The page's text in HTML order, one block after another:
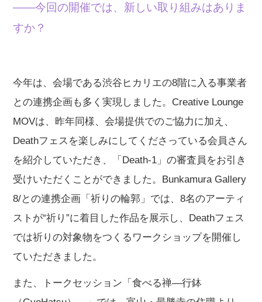
——今回の開催では、新しい取り組みはありま
すか？
今年は、会場である渋谷ヒカリエの8階に入る事業者
との連携企画も多く実現しました。Creative Lounge
MOVは、昨年同様、会場提供でのご協力に加え、
Deathフェスを楽しみにしてくださっている会員さん
を紹介していただき、「Death-1」の審査員をお引き
受けいただくことができました。Bunkamura Gallery
8/との連携企画「祈りの輪郭」では、8名のアーティ
ストが“祈り”に着目した作品を展示し、Deathフェス
では祈りの対象物をつくるワークショップを開催し
ていただきました。
また、トークセッション「食べる禅―行鉢